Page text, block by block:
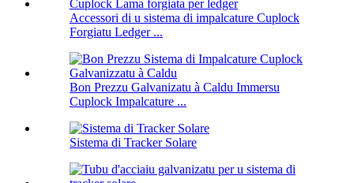
Accessori di u sistema di impalcature Cuplock
Forgiatu Ledger ...
Bon Prezzu Galvanizatu à Caldu Immersu
Cuplock Impalcature ...
Sistema di Tracker Solare